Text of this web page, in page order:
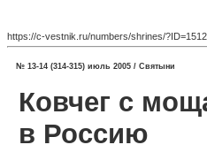
https://c-vestnik.ru/numbers/shrines/?ID=1512
№ 13-14 (314-315) июль 2005 / Святыни
Ковчег с
в Россию